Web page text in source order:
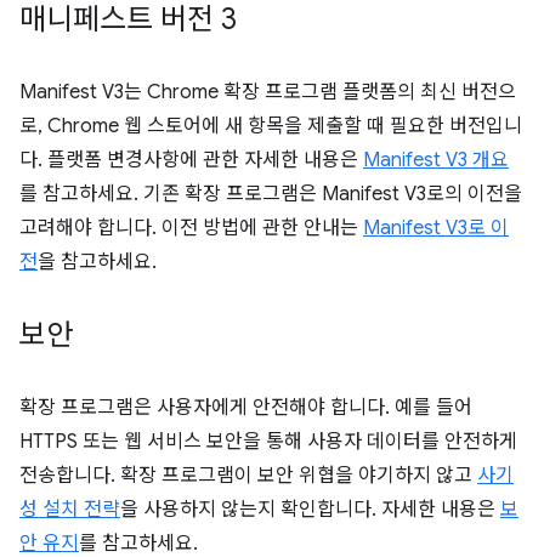
매니페스트 버전 3
Manifest V3는 Chrome 확장 프로그램 플랫폼의 최신 버전으
로, Chrome 웹 스토어에 새 항목을 제출할 때 필요한 버전입니
다. 플랫폼 변경사항에 관한 자세한 내용은 Manifest V3 개요
를 참고하세요. 기존 확장 프로그램은 Manifest V3로의 이전을
고려해야 합니다. 이전 방법에 관한 안내는 Manifest V3로 이
전을 참고하세요.
보안
확장 프로그램은 사용자에게 안전해야 합니다. 예를 들어
HTTPS 또는 웹 서비스 보안을 통해 사용자 데이터를 안전하게
전송합니다. 확장 프로그램이 보안 위협을 야기하지 않고 사기
성 설치 전략을 사용하지 않는지 확인합니다. 자세한 내용은 보
안 유지 를 참고하세요.